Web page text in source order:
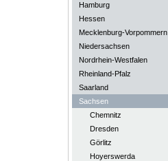
Hamburg
Hessen
Mecklenburg-Vorpommern
Niedersachsen
Nordrhein-Westfalen
Rheinland-Pfalz
Saarland
Sachsen
Chemnitz
Dresden
Görlitz
Hoyerswerda